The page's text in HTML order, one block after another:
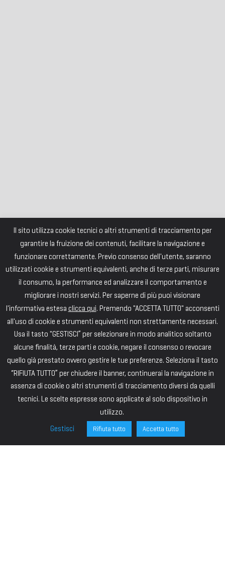
Il sito utilizza cookie tecnici o altri strumenti di tracciamento per
garantire la fruizione dei contenuti, facilitare la navigazione e
funzionare correttamente. Previo consenso dell'utente, saranno
utilizzati cookie e strumenti equivalenti, anche di terze parti, misurare
il consumo, la performance ed analizzare il comportamento e
migliorare i nostri servizi. Per saperne di più puoi visionare
l'informativa estesa clicca qui. Premendo "ACCETTA TUTTO" acconsenti
all'uso di cookie e strumenti equivalenti non strettamente necessari.
Usa il tasto "GESTISCI” per selezionare in modo analitico soltanto
alcune finalità, terze parti e cookie, negare il consenso o revocare
quello già prestato ovvero gestire le tue preferenze. Seleziona il tasto
“RIFIUTA TUTTO” per chiudere il banner, continuerai la navigazione in
assenza di cookie o altri strumenti di tracciamento diversi da quelli
tecnici. Le scelte espresse sono applicate al solo dispositivo in
utilizzo.
Gestisci
Rifiuta tutto Accetta tutto